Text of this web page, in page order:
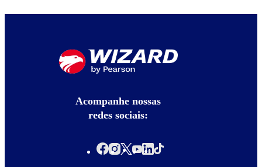
Acompanhe nossas
redes sociais: